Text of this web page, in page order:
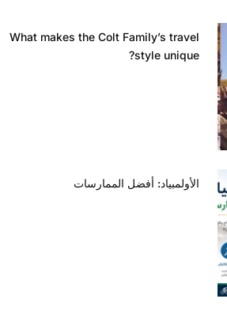
What makes the Colt Family’s travel
style unique?
الأولمبياد: أفضل الممارسات